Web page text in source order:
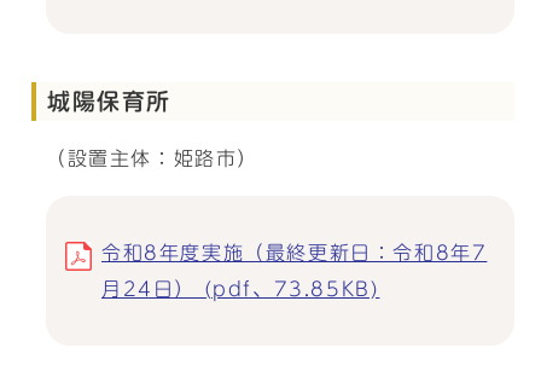
城陽保育所
（設置主体：姫路市）
令和8年度実施（最終更新日：令和8年7
月24日） (pdf、73.85KB)